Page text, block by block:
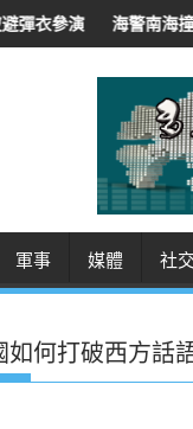
撞軍艦一周年 兩殉職武
軍事 媒體 社
何打破西方話